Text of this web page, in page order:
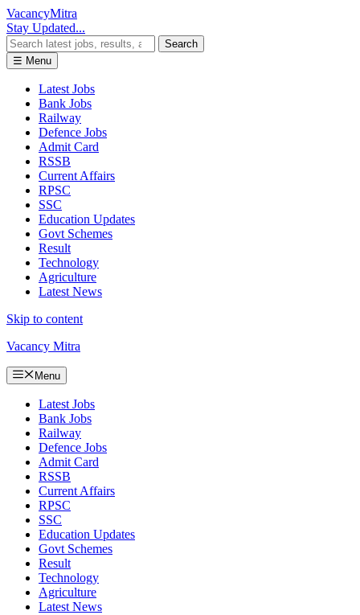
VacancyMitra
Stay Updated...
Search
☰ Menu
Latest Jobs
Bank Jobs
Railway
Defence Jobs
Admit Card
RSSB
Current Affairs
RPSC
SSC
Education Updates
Govt Schemes
Result
Technology
Agriculture
Latest News
Skip to content
Vacancy Mitra
Menu
Latest Jobs
Bank Jobs
Railway
Defence Jobs
Admit Card
RSSB
Current Affairs
RPSC
SSC
Education Updates
Govt Schemes
Result
Technology
Agriculture
Latest News